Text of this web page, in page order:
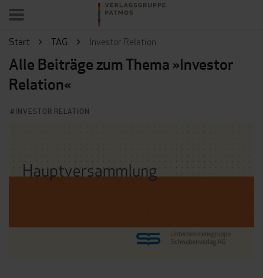
Start TAG Investor Relation
Alle Beiträge zum Thema »Investor
Relation«
INVESTOR RELATION